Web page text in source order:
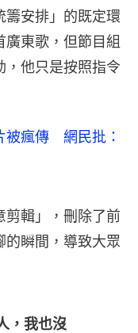
籌安排」的既定環
東歌，但節目組
，他只是按照指令
被瘋傳 網民批：
剪輯」，刪除了前
的瞬間，導致大眾
，我也沒